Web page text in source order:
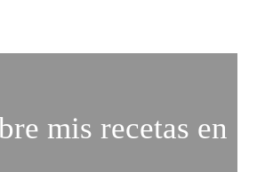
mis recetas en